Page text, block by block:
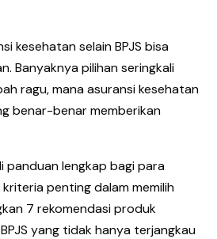
kesehatan selain BPJS bisa
Banyaknya pilihan seringkali
ragu, mana asuransi kesehatan
benar-benar memberikan
panduan lengkap bagi para
penting dalam memilih
7 rekomendasi produk
yang tidak hanya terjangkau